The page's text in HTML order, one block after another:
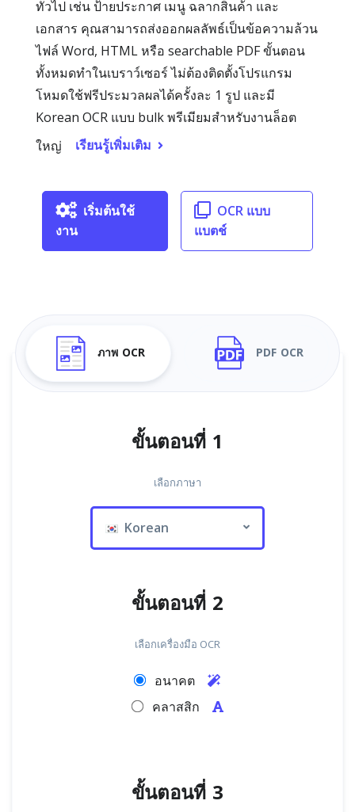
ทั่วไป เช่น ป้ายประกาศ เมนู ฉลากสินค้า และ
เอกสาร คุณสามารถส่งออกผลลัพธ์เป็นข้อความล้วน
ไฟล์ Word, HTML หรือ searchable PDF ขั้นตอน
ทั้งหมดทำในเบราว์เซอร์ ไม่ต้องติดตั้งโปรแกรม
โหมดใช้ฟรีประมวลผลได้ครั้งละ 1 รูป และมี
Korean OCR แบบ bulk พรีเมียมสำหรับงานล็อต
ใหญ่
เรียนรู้เพิ่มเติม
เริ่มต้นใช้
งาน
OCR แบบ
แบตช์
ภาพ OCR PDF OCR
ขั้นตอนที่ 1
เลือกภาษา
Korean
ขั้นตอนที่ 2
เลือกเครื่องมือ OCR
อนาคต
คลาสสิก
ขั้นตอนที่ 3